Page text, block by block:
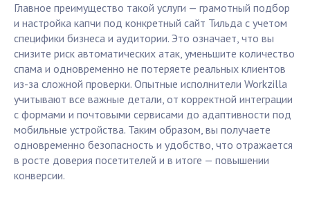
Главное преимущество такой услуги — грамотный подбор
и настройка капчи под конкретный сайт Тильда с учетом
специфики бизнеса и аудитории. Это означает, что вы
снизите риск автоматических атак, уменьшите количество
спама и одновременно не потеряете реальных клиентов
из-за сложной проверки. Опытные исполнители Workzilla
учитывают все важные детали, от корректной интеграции
с формами и почтовыми сервисами до адаптивности под
мобильные устройства. Таким образом, вы получаете
одновременно безопасность и удобство, что отражается
в росте доверия посетителей и в итоге — повышении
конверсии.